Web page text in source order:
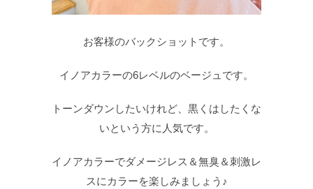
お客様のバックショットです。
イノアカラーの6レベルのベージュです。
トーンダウンしたいけれど、黒くはしたくな
いという方に人気です。
イノアカラーでダメージレス＆無臭＆刺激レ
スにカラーを楽しみましょう♪